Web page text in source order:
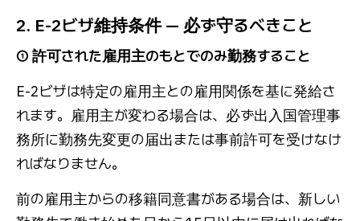
2. E-2ビザ維持条件 — 必ず守るべきこと
① 許可された雇用主のもとでのみ勤務すること
E-2ビザは特定の雇用主との雇用関係を基に発給さ
れます。雇用主が変わる場合は、必ず出入国管理事
務所に勤務先変更の届出または事前許可を受けなけ
ればなりません。
前の雇用主からの移籍同意書がある場合は、新しい